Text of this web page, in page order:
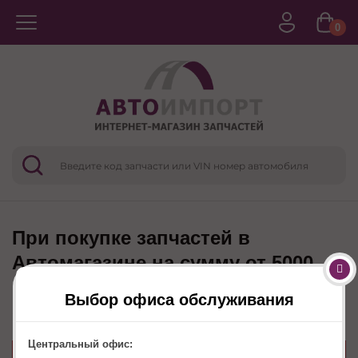
0
При покупке запчастей в
Автомагазине на сумму от 5000
руб., услуга антибактериальная
обработка салона в подарок
Выбор офиса обслуживания
Центральный офис: